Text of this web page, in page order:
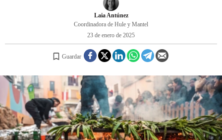
INICIAR SESIÓN
Laia Antúnez
Coordinadora de Hule y Mantel
23 de enero de 2025
Guardar